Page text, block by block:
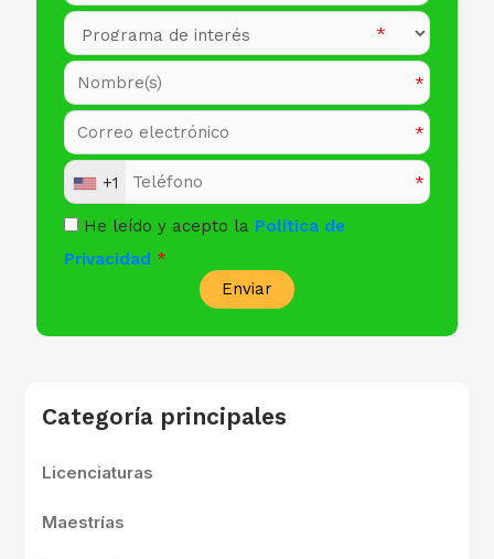
+1
He leído y acepto la Política de
Privacidad
Enviar
Categoría principales
Licenciaturas
Maestrías